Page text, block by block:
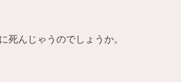
死んじゃうのでしょうか。